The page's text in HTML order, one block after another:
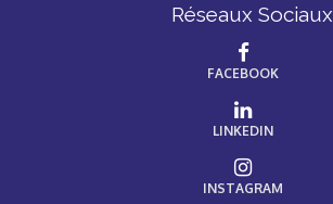
Réseaux Sociaux
FACEBOOK
LINKEDIN
INSTAGRAM